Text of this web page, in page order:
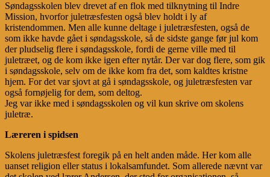
Søndagsskolen blev drevet af en flok med tilknytning til Indre
Mission, hvorfor juletræsfesten også blev holdt i ly af
kristendommen. Men alle kunne deltage i juletræsfesten, også de
som ikke havde gået i søndagsskole, så de sidste gange før jul kom
der pludselig flere i søndagsskole, fordi de gerne ville med til
juletræet, og de kom ikke igen efter nytår. Der var dog flere, som gik
i søndagsskole, selv om de ikke kom fra det, som kaldtes kristne
hjem. For det var sjovt at gå i søndagsskole, og juletræsfesten var
også fornøjelig for dem, som deltog.
Jeg var ikke med i søndagsskolen og vil kun skrive om skolens
juletræ.
Læreren i spidsen
Skolens juletræsfest foregik på en helt anden måde. Her kom alle
uanset religion eller status i lokalsamfundet. Som allerede nævnt var